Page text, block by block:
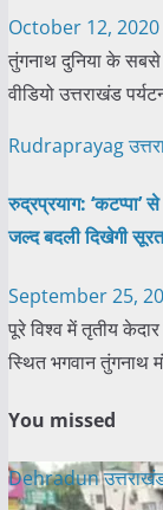
October 12, 2020
तुंगनाथ दुनिया के
वीडियो उत्तराखंड
Rudraprayag
रुद्रप्रयाग: ‘कटप्पा’
जल्द बदली दिखेगी सूरत
September 25,
पूरे विश्व में तृतीय
स्थित भगवान तुंगनाथ
You missed
Dehradun